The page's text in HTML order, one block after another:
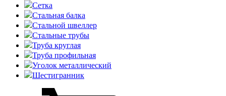
Сетка
Стальная балка
Стальной швеллер
Стальные трубы
Труба круглая
Труба профильная
Уголок металлический
Шестигранник